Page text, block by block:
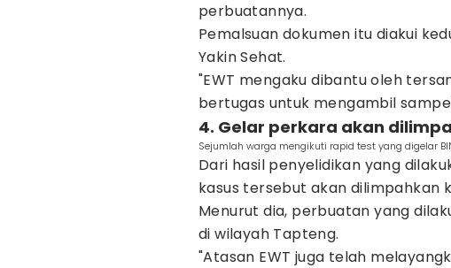
perbuatannya.
Pemalsuan dokumen itu diakui
Yakin Sehat.
"EWT mengaku dibantu oleh
bertugas untuk mengambil
4. Gelar perkara akan
Sejumlah warga mengikuti rapid test yang digelar
Dari hasil penyelidikan yang
kasus tersebut akan dilimpahkan
Menurut dia, perbuatan yang
di wilayah Tapteng.
"Atasan EWT juga telah